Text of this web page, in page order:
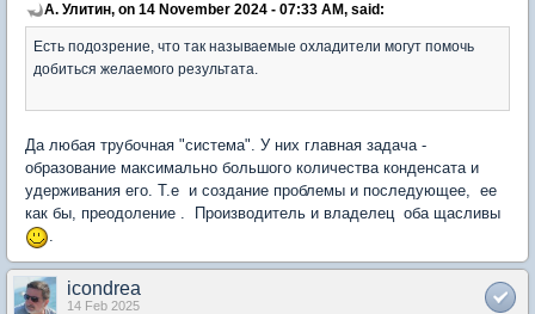
А. Улитин, on 14 November 2024 - 07:33 AM, said:
Есть подозрение, что так называемые охладители могут помочь
добиться желаемого результата.
Да любая трубочная "система". У них главная задача -
образование максимально большого количества конденсата и
удерживания его. Т.е и создание проблемы и последующее, ее
как бы, преодоление . Производитель и владелец оба щасливы
.
icondrea
14 Feb 2025